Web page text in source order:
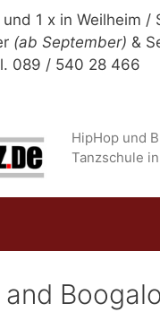
1 x in Weilheim /
(ab September) &
089 / 540 28 466
HipHop und
Tanzschule